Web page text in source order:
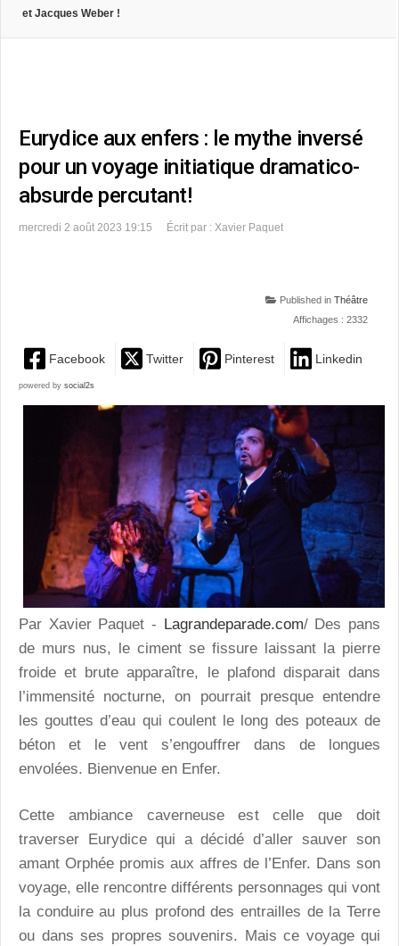
et Jacques Weber !
Eurydice aux enfers : le mythe inversé
pour un voyage initiatique dramatico-
absurde percutant!
mercredi 2 août 2023 19:15 Écrit par : Xavier Paquet
Published in Théâtre
Affichages : 2332
Facebook Twitter Pinterest Linkedin
powered by social2s
Par Xavier Paquet - Lagrandeparade.com/ Des pans
de murs nus, le ciment se fissure laissant la pierre
froide et brute apparaître, le plafond disparait dans
l’immensité nocturne, on pourrait presque entendre
les gouttes d’eau qui coulent le long des poteaux de
béton et le vent s’engouffrer dans de longues
envolées. Bienvenue en Enfer.
Cette ambiance caverneuse est celle que doit
traverser Eurydice qui a décidé d’aller sauver son
amant Orphée promis aux affres de l’Enfer. Dans son
voyage, elle rencontre différents personnages qui vont
la conduire au plus profond des entrailles de la Terre
ou dans ses propres souvenirs. Mais ce voyage qui